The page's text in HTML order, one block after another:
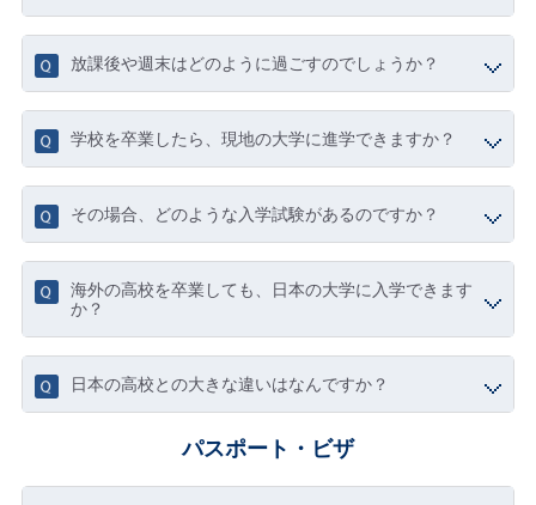
放課後や週末はどのように過ごすのでしょうか？
学校を卒業したら、現地の大学に進学できますか？
その場合、どのような入学試験があるのですか？
海外の高校を卒業しても、日本の大学に入学できます
か？
日本の高校との大きな違いはなんですか？
パスポート・ビザ